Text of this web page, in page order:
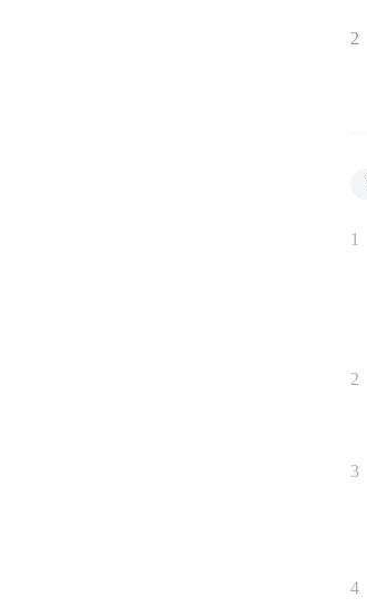
2
1
2
3
4